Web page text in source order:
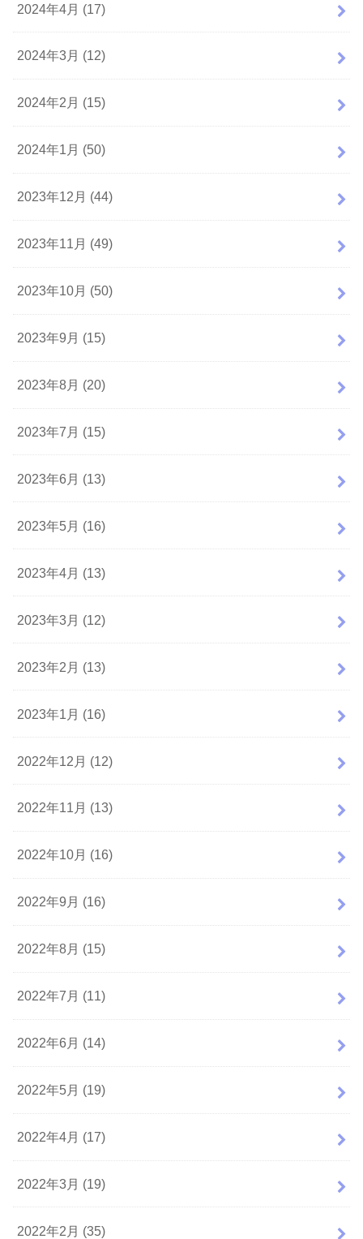
2024年4月 (17)
2024年3月 (12)
2024年2月 (15)
2024年1月 (50)
2023年12月 (44)
2023年11月 (49)
2023年10月 (50)
2023年9月 (15)
2023年8月 (20)
2023年7月 (15)
2023年6月 (13)
2023年5月 (16)
2023年4月 (13)
2023年3月 (12)
2023年2月 (13)
2023年1月 (16)
2022年12月 (12)
2022年11月 (13)
2022年10月 (16)
2022年9月 (16)
2022年8月 (15)
2022年7月 (11)
2022年6月 (14)
2022年5月 (19)
2022年4月 (17)
2022年3月 (19)
2022年2月 (35)